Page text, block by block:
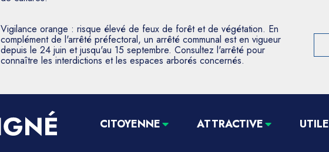
Vigilance orange : risque élevé de feux de forêt et de végétation. En
complément de l'arrêté préfectoral, un arrêté communal est en vigueur
depuis le 24 juin et jusqu'au 15 septembre. Consultez l'arrêté pour
connaître les interdictions et les espaces arborés concernés.
CITOYENNE ATTRACTIVE UTILE